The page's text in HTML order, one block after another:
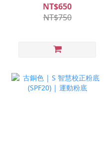
NT$650
NT$750